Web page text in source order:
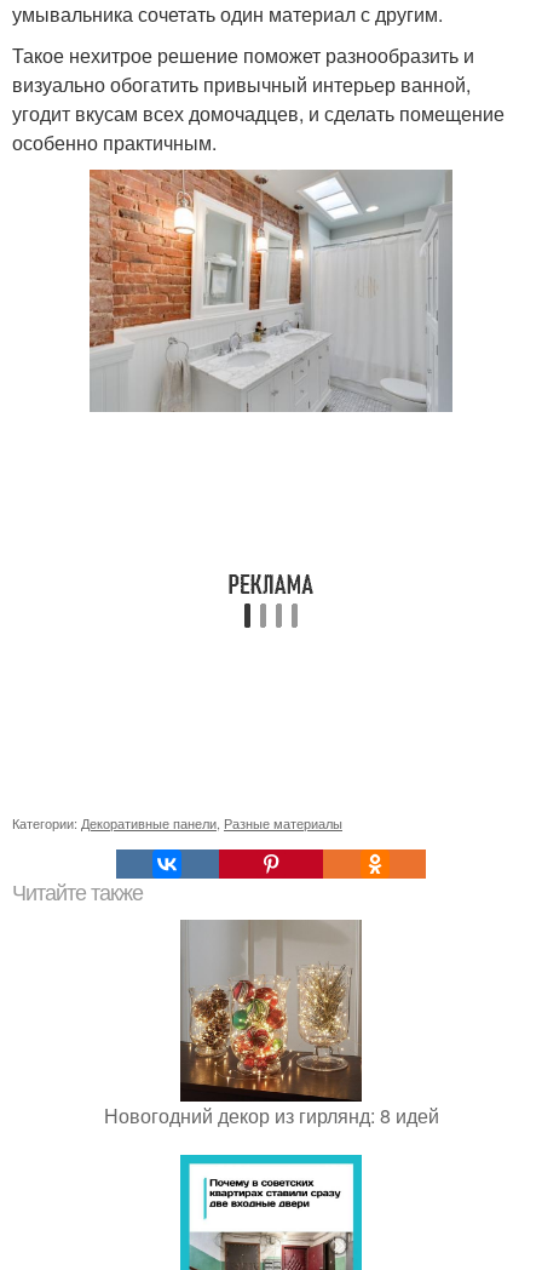
умывальника сочетать один материал с другим.
Такое нехитрое решение поможет разнообразить и
визуально обогатить привычный интерьер ванной,
угодит вкусам всех домочадцев, и сделать помещение
особенно практичным.
Категории: Декоративные панели Разные материалы
Читайте также
Новогодний декор из гирлянд: 8 идей